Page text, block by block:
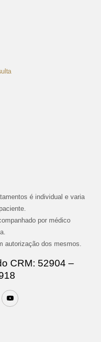
é individual e varia
por médico
autorização dos mesmos.
CRM: 52904 –